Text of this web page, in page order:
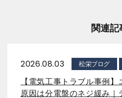
関連記
2026.08.03 松栄ブログ
【電気工事トラブル事例
原因は分電盤のネジ緩み｜